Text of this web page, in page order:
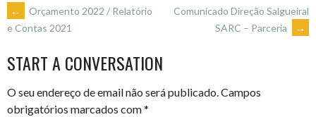
POST
NAVIGATION
←
Orçamento 2022 / Relatório
e Contas 2021
Comunicado Direção Salgueiral
SARC – Parceria
→
START A CONVERSATION
O seu endereço de email não será publicado.Campos
obrigatórios marcados com*